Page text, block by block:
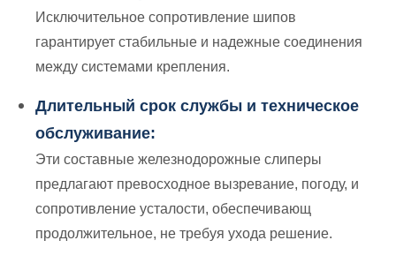
Исключительное сопротивление шипов
гарантирует стабильные и надежные соединения
между системами крепления.
Длительный срок службы и техническое
обслуживание:
Эти составные железнодорожные слиперы
предлагают превосходное вызревание, погоду, и
сопротивление усталости, обеспечивающ
продолжительное, не требуя ухода решение.